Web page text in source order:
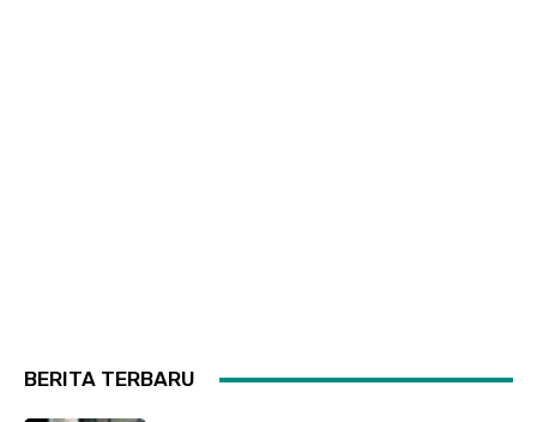
BERITA TERBARU